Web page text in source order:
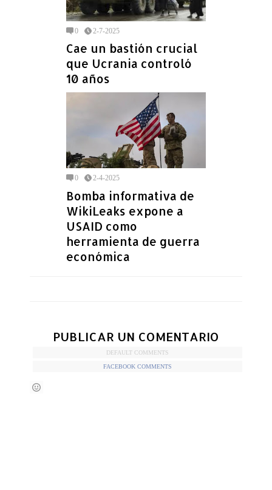
0 2-7-2025
Cae un bastión crucial
que Ucrania controló
10 años
0 2-4-2025
Bomba informativa de
WikiLeaks expone a
USAID como
herramienta de guerra
económica
PUBLICAR UN COMENTARIO
DEFAULT COMMENTS
FACEBOOK COMMENTS